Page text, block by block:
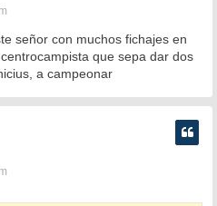
señor con muchos fichajes en
que sepa dar dos
a campeonar